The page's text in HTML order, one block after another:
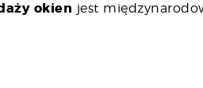
okien jest